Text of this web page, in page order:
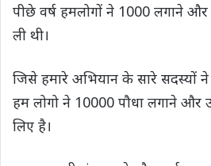
पीछे वर्ष हमलोगों ने 1000 लगाने
ली थी।
जिसे हमारे अभियान के सारे सदस्यों
हम लोगो ने 10000 पौधा लगाने
लिए है।